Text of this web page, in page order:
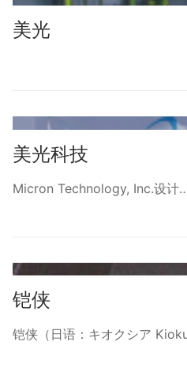
美光
美光科技
Micron Technology, Inc.设计
铠侠
铠侠（日语：キオクシア